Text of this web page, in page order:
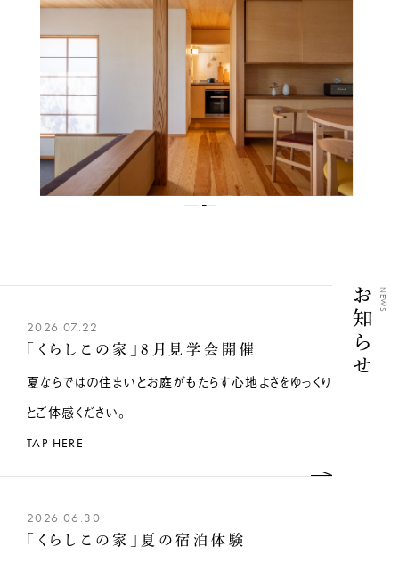
お知らせ NEWS
2026.07.22
「くらしこの家」8月見学会開催
夏ならではの住まいとお庭がもたらす心地よさをゆっくり
とご体感ください。
TAP HERE
2026.06.30
「くらしこの家」夏の宿泊体験